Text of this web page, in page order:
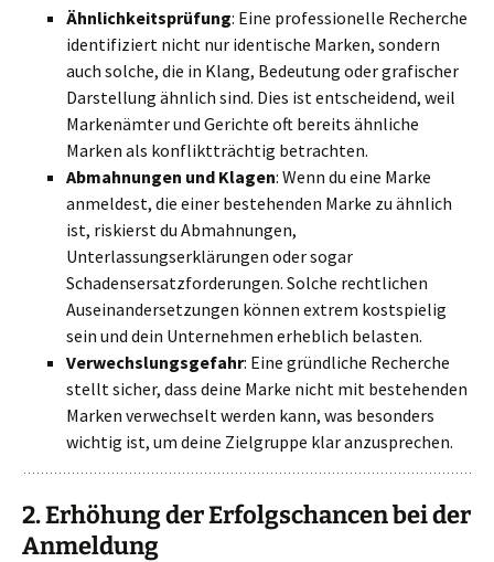
Ähnlichkeitsprüfung: Eine professionelle Recherche
identifiziert nicht nur identische Marken, sondern
auch solche, die in Klang, Bedeutung oder grafischer
Darstellung ähnlich sind. Dies ist entscheidend, weil
Markenämter und Gerichte oft bereits ähnliche
Marken als konfliktträchtig betrachten.
Abmahnungen und Klagen: Wenn du eine Marke
anmeldest, die einer bestehenden Marke zu ähnlich
ist, riskierst du Abmahnungen,
Unterlassungserklärungen oder sogar
Schadensersatzforderungen. Solche rechtlichen
Auseinandersetzungen können extrem kostspielig
sein und dein Unternehmen erheblich belasten.
Verwechslungsgefahr: Eine gründliche Recherche
stellt sicher, dass deine Marke nicht mit bestehenden
Marken verwechselt werden kann, was besonders
wichtig ist, um deine Zielgruppe klar anzusprechen.
2.Erhöhung der Erfolgschancen bei der
Anmeldung